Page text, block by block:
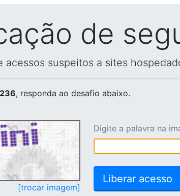
de
suspeitos a sites
, responda ao desafio abaixo.
[trocar imagem]
Digite a palavra na